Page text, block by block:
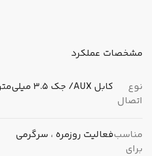
مشخصات عملکرد
نوع
اتصال
کابل AUX/ جک 3.5 میلی‌متری
مناسب
برای
فعالیت روزمره ، سرگرمی